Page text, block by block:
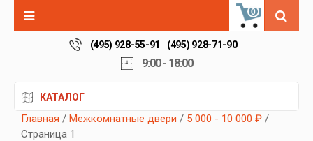
0
(495) 928-55-91 (495) 928-71-90
9:00 - 18:00
КАТАЛОГ
Главная / Межкомнатные двери / 5 000 - 10 000 ₽ /
Страница 1